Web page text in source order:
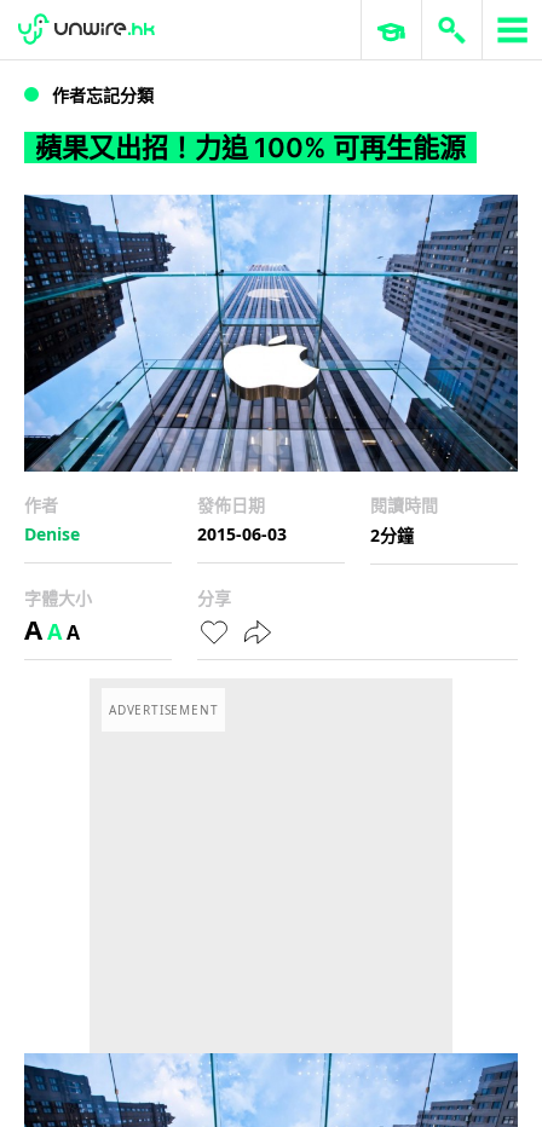
蘋果又出招！力追 100% 可再生能源
WWDC 2026 ERP 與商業 AI
作者忘記分類
蘋果又出招！力追 100% 可再生能源
作者
Denise
發佈日期
2015-06-03
閱讀時間
2分鐘
字體大小
AAA
分享
ADVERTISEMENT